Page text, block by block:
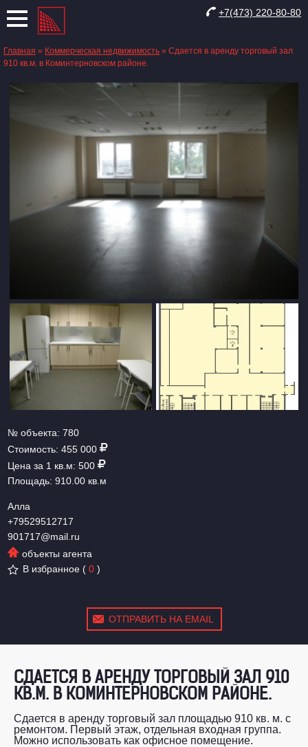
+7(473) 220-80-80
Главная » Коммерческая недвижимость » Сдается в аренду торговый зал
910 кв.м. в Коминтерновском районе.
№ объекта:780
Стоимость:455 000
Цена за 1 кв.м:500
Площадь:910.00 кв.м
Алла
+79529512717
901717@mail.ru
объекты агента
В избранное (0)
ОТПРАВИТЬ НА EMAIL
СДАЕТСЯ В АРЕНДУ ТОРГОВЫЙ ЗАЛ 910
КВ.М. В КОМИНТЕРНОВСКОМ РАЙОНЕ.
Сдается в аренду торговый зал площадью 910 кв. м. с
ремонтом. Первый этаж, отдельная входная группа.
Можно использовать как офисное помещение.